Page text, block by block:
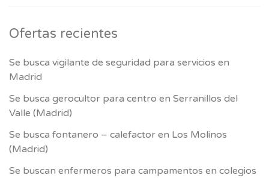
Ofertas recientes
Se busca vigilante de seguridad para servicios en
Madrid
Se busca gerocultor para centro en Serranillos del
Valle (Madrid)
Se busca fontanero – calefactor en Los Molinos
(Madrid)
Se buscan enfermeros para campamentos en colegios